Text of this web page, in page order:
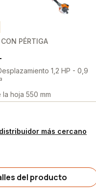
PÉRTIGA
1,2 HP - 0,9
hoja 550 mm
más cercano
del producto